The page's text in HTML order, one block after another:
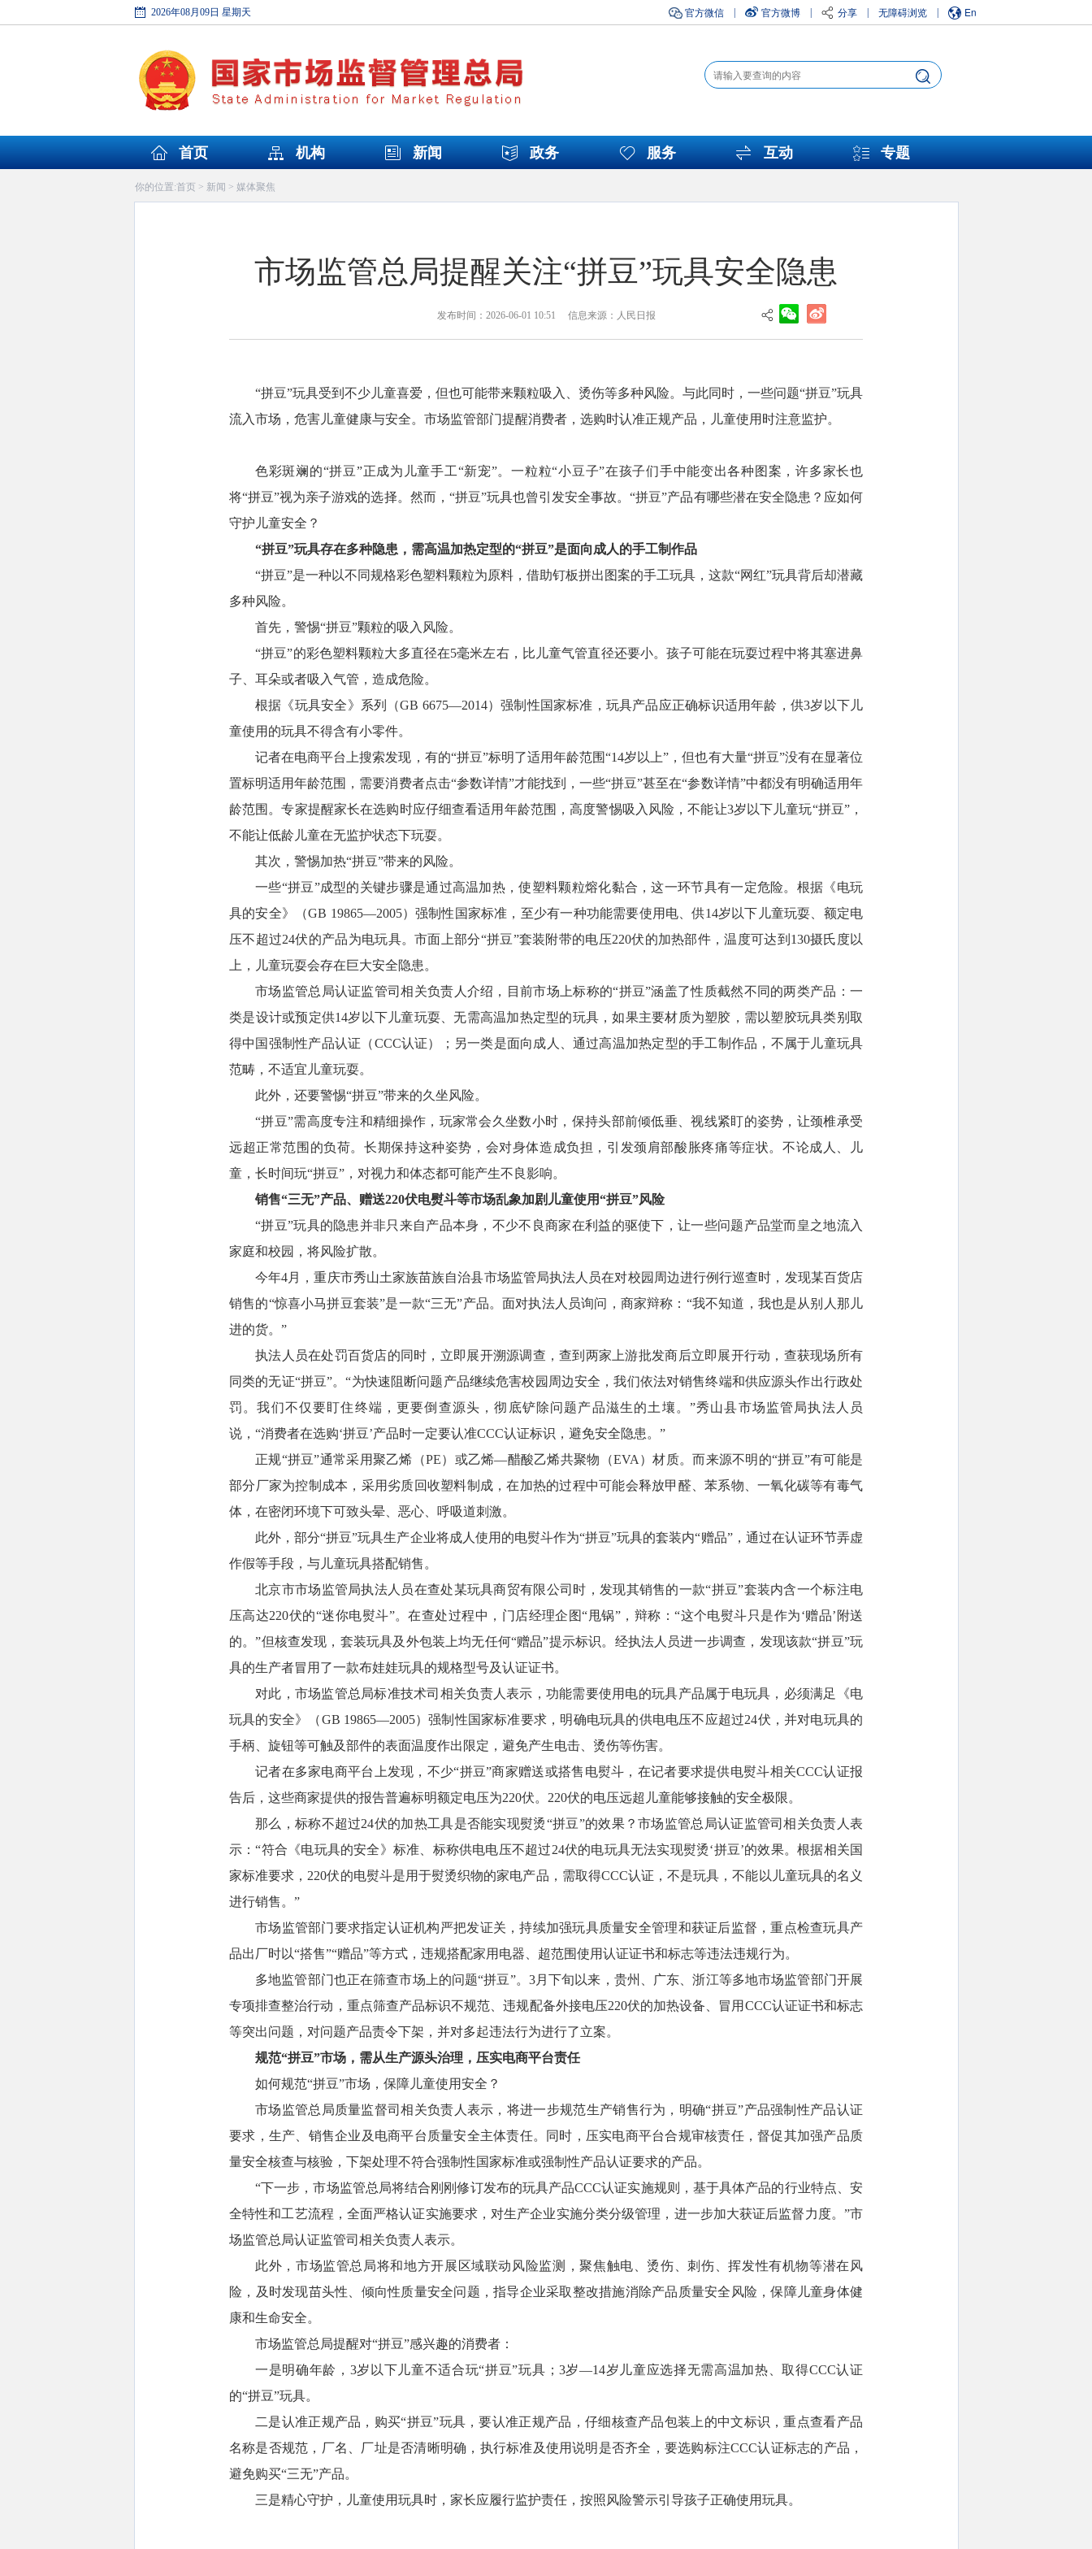
2026年08月09日 星期天 官方微信 官方微博 分享 无障碍浏览 En
首页 机构 新闻 政务 服务 互动 专题
你的位置:首页> 新闻 > 媒体聚焦
市场监管总局提醒关注“拼豆”玩具安全隐患
发布时间：2026-06-01 10:51 信息来源：人民日报
“拼豆”玩具受到不少儿童喜爱，但也可能带来颗粒吸入、烫伤等多种风险。与此同时，一些问题“拼豆”玩具
流入市场，危害儿童健康与安全。市场监管部门提醒消费者，选购时认准正规产品，儿童使用时注意监护。
色彩斑斓的“拼豆”正成为儿童手工“新宠”。一粒粒“小豆子”在孩子们手中能变出各种图案，许多家长也
将“拼豆”视为亲子游戏的选择。然而，“拼豆”玩具也曾引发安全事故。“拼豆”产品有哪些潜在安全隐患？应如何
守护儿童安全？
“拼豆”玩具存在多种隐患，需高温加热定型的“拼豆”是面向成人的手工制作品
“拼豆”是一种以不同规格彩色塑料颗粒为原料，借助钉板拼出图案的手工玩具，这款“网红”玩具背后却潜藏
多种风险。
首先，警惕“拼豆”颗粒的吸入风险。
“拼豆”的彩色塑料颗粒大多直径在5毫米左右，比儿童气管直径还要小。孩子可能在玩耍过程中将其塞进鼻
子、耳朵或者吸入气管，造成危险。
根据《玩具安全》系列（GB 6675—2014）强制性国家标准，玩具产品应正确标识适用年龄，供3岁以下儿
童使用的玩具不得含有小零件。
记者在电商平台上搜索发现，有的“拼豆”标明了适用年龄范围“14岁以上”，但也有大量“拼豆”没有在显著位
置标明适用年龄范围，需要消费者点击“参数详情”才能找到，一些“拼豆”甚至在“参数详情”中都没有明确适用年
龄范围。专家提醒家长在选购时应仔细查看适用年龄范围，高度警惕吸入风险，不能让3岁以下儿童玩“拼豆”，
不能让低龄儿童在无监护状态下玩耍。
其次，警惕加热“拼豆”带来的风险。
一些“拼豆”成型的关键步骤是通过高温加热，使塑料颗粒熔化黏合，这一环节具有一定危险。根据《电玩
具的安全》（GB 19865—2005）强制性国家标准，至少有一种功能需要使用电、供14岁以下儿童玩耍、额定电
压不超过24伏的产品为电玩具。市面上部分“拼豆”套装附带的电压220伏的加热部件，温度可达到130摄氏度以
上，儿童玩耍会存在巨大安全隐患。
市场监管总局认证监管司相关负责人介绍，目前市场上标称的“拼豆”涵盖了性质截然不同的两类产品：一
类是设计或预定供14岁以下儿童玩耍、无需高温加热定型的玩具，如果主要材质为塑胶，需以塑胶玩具类别取
得中国强制性产品认证（CCC认证）；另一类是面向成人、通过高温加热定型的手工制作品，不属于儿童玩具
范畴，不适宜儿童玩耍。
此外，还要警惕“拼豆”带来的久坐风险。
“拼豆”需高度专注和精细操作，玩家常会久坐数小时，保持头部前倾低垂、视线紧盯的姿势，让颈椎承受
远超正常范围的负荷。长期保持这种姿势，会对身体造成负担，引发颈肩部酸胀疼痛等症状。不论成人、儿
童，长时间玩“拼豆”，对视力和体态都可能产生不良影响。
销售“三无”产品、赠送220伏电熨斗等市场乱象加剧儿童使用“拼豆”风险
“拼豆”玩具的隐患并非只来自产品本身，不少不良商家在利益的驱使下，让一些问题产品堂而皇之地流入
家庭和校园，将风险扩散。
今年4月，重庆市秀山土家族苗族自治县市场监管局执法人员在对校园周边进行例行巡查时，发现某百货店
销售的“惊喜小马拼豆套装”是一款“三无”产品。面对执法人员询问，商家辩称：“我不知道，我也是从别人那儿
进的货。”
执法人员在处罚百货店的同时，立即展开溯源调查，查到两家上游批发商后立即展开行动，查获现场所有
同类的无证“拼豆”。“为快速阻断问题产品继续危害校园周边安全，我们依法对销售终端和供应源头作出行政处
罚。我们不仅要盯住终端，更要倒查源头，彻底铲除问题产品滋生的土壤。”秀山县市场监管局执法人员
说，“消费者在选购‘拼豆’产品时一定要认准CCC认证标识，避免安全隐患。”
正规“拼豆”通常采用聚乙烯（PE）或乙烯—醋酸乙烯共聚物（EVA）材质。而来源不明的“拼豆”有可能是
部分厂家为控制成本，采用劣质回收塑料制成，在加热的过程中可能会释放甲醛、苯系物、一氧化碳等有毒气
体，在密闭环境下可致头晕、恶心、呼吸道刺激。
此外，部分“拼豆”玩具生产企业将成人使用的电熨斗作为“拼豆”玩具的套装内“赠品”，通过在认证环节弄虚
作假等手段，与儿童玩具搭配销售。
北京市市场监管局执法人员在查处某玩具商贸有限公司时，发现其销售的一款“拼豆”套装内含一个标注电
压高达220伏的“迷你电熨斗”。在查处过程中，门店经理企图“甩锅”，辩称：“这个电熨斗只是作为‘赠品’附送
的。”但核查发现，套装玩具及外包装上均无任何“赠品”提示标识。经执法人员进一步调查，发现该款“拼豆”玩
具的生产者冒用了一款布娃娃玩具的规格型号及认证证书。
对此，市场监管总局标准技术司相关负责人表示，功能需要使用电的玩具产品属于电玩具，必须满足《电
玩具的安全》（GB 19865—2005）强制性国家标准要求，明确电玩具的供电电压不应超过24伏，并对电玩具的
手柄、旋钮等可触及部件的表面温度作出限定，避免产生电击、烫伤等伤害。
记者在多家电商平台上发现，不少“拼豆”商家赠送或搭售电熨斗，在记者要求提供电熨斗相关CCC认证报
告后，这些商家提供的报告普遍标明额定电压为220伏。220伏的电压远超儿童能够接触的安全极限。
那么，标称不超过24伏的加热工具是否能实现熨烫“拼豆”的效果？市场监管总局认证监管司相关负责人表
示：“符合《电玩具的安全》标准、标称供电电压不超过24伏的电玩具无法实现熨烫‘拼豆’的效果。根据相关国
家标准要求，220伏的电熨斗是用于熨烫织物的家电产品，需取得CCC认证，不是玩具，不能以儿童玩具的名义
进行销售。”
市场监管部门要求指定认证机构严把发证关，持续加强玩具质量安全管理和获证后监督，重点检查玩具产
品出厂时以“搭售”“赠品”等方式，违规搭配家用电器、超范围使用认证证书和标志等违法违规行为。
多地监管部门也正在筛查市场上的问题“拼豆”。3月下旬以来，贵州、广东、浙江等多地市场监管部门开展
专项排查整治行动，重点筛查产品标识不规范、违规配备外接电压220伏的加热设备、冒用CCC认证证书和标志
等突出问题，对问题产品责令下架，并对多起违法行为进行了立案。
规范“拼豆”市场，需从生产源头治理，压实电商平台责任
如何规范“拼豆”市场，保障儿童使用安全？
市场监管总局质量监督司相关负责人表示，将进一步规范生产销售行为，明确“拼豆”产品强制性产品认证
要求，生产、销售企业及电商平台质量安全主体责任。同时，压实电商平台合规审核责任，督促其加强产品质
量安全核查与核验，下架处理不符合强制性国家标准或强制性产品认证要求的产品。
“下一步，市场监管总局将结合刚刚修订发布的玩具产品CCC认证实施规则，基于具体产品的行业特点、安
全特性和工艺流程，全面严格认证实施要求，对生产企业实施分类分级管理，进一步加大获证后监督力度。”市
场监管总局认证监管司相关负责人表示。
此外，市场监管总局将和地方开展区域联动风险监测，聚焦触电、烫伤、刺伤、挥发性有机物等潜在风
险，及时发现苗头性、倾向性质量安全问题，指导企业采取整改措施消除产品质量安全风险，保障儿童身体健
康和生命安全。
市场监管总局提醒对“拼豆”感兴趣的消费者：
一是明确年龄，3岁以下儿童不适合玩“拼豆”玩具；3岁—14岁儿童应选择无需高温加热、取得CCC认证
的“拼豆”玩具。
二是认准正规产品，购买“拼豆”玩具，要认准正规产品，仔细核查产品包装上的中文标识，重点查看产品
名称是否规范，厂名、厂址是否清晰明确，执行标准及使用说明是否齐全，要选购标注CCC认证标志的产品，
避免购买“三无”产品。
三是精心守护，儿童使用玩具时，家长应履行监护责任，按照风险警示引导孩子正确使用玩具。